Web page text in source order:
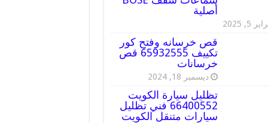
أصلية
5, 2025
قص خرسانه وفتح كور
تكييف 65932555 قص
خرسانات
ديسمبر 18, 2024
تظليل سيارة الكويت
66400552 فني تظليل
سيارات متنقل الكويت